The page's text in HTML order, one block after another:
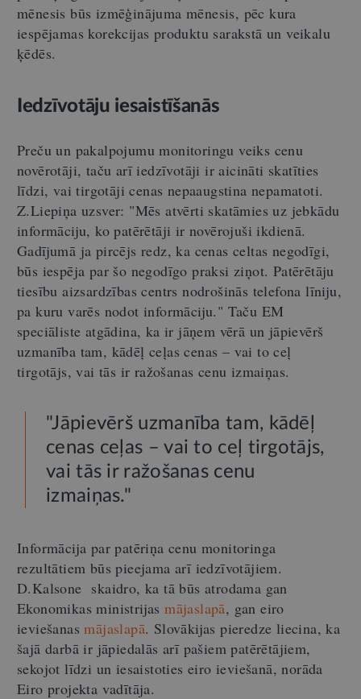
mēnesis būs izmēģinājuma mēnesis, pēc kura
iespējamas korekcijas produktu sarakstā un veikalu
ķēdēs.
Iedzīvotāju iesaistīšanās
Preču un pakalpojumu monitoringu veiks cenu
novērotāji, taču arī iedzīvotāji ir aicināti skatīties
līdzi, vai tirgotāji cenas nepaaugstina nepamatoti.
Z.Liepiņa uzsver: "Mēs atvērti skatāmies uz jebkādu
informāciju, ko patērētāji ir novērojuši ikdienā.
Gadījumā ja pircējs redz, ka cenas celtas negodīgi,
būs iespēja par šo negodīgo praksi ziņot. Patērētāju
tiesību aizsardzības centrs nodrošinās telefona līniju,
pa kuru varēs nodot informāciju." Taču EM
speciāliste atgādina, ka ir jāņem vērā un jāpievērš
uzmanība tam, kādēļ ceļas cenas – vai to ceļ
tirgotājs, vai tās ir ražošanas cenu izmaiņas.
"Jāpievērš uzmanība tam, kādēļ
cenas ceļas – vai to ceļ tirgotājs,
vai tās ir ražošanas cenu
izmaiņas."
Informācija par patēriņa cenu monitoringa
rezultātiem būs pieejama arī iedzīvotājiem.
D.Kalsone skaidro, ka tā būs atrodama gan
Ekonomikas ministrijasmājaslapā, gan eiro
ieviešanasmājaslapā. Slovākijas pieredze liecina, ka
šajā darbā ir jāpiedalās arī pašiem patērētājiem,
sekojot līdzi un iesaistoties eiro ieviešanā, norāda
Eiro projekta vadītāja.